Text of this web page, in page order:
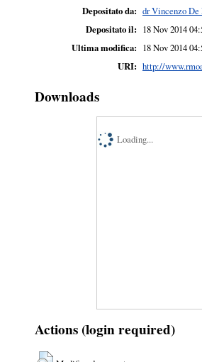
Depositato da: dr Vincenzo De
Depositato il: 18 Nov 2014
Ultima modifica: 18 Nov 2014
URI: http://
Downloads
Loading...
Actions (login required)